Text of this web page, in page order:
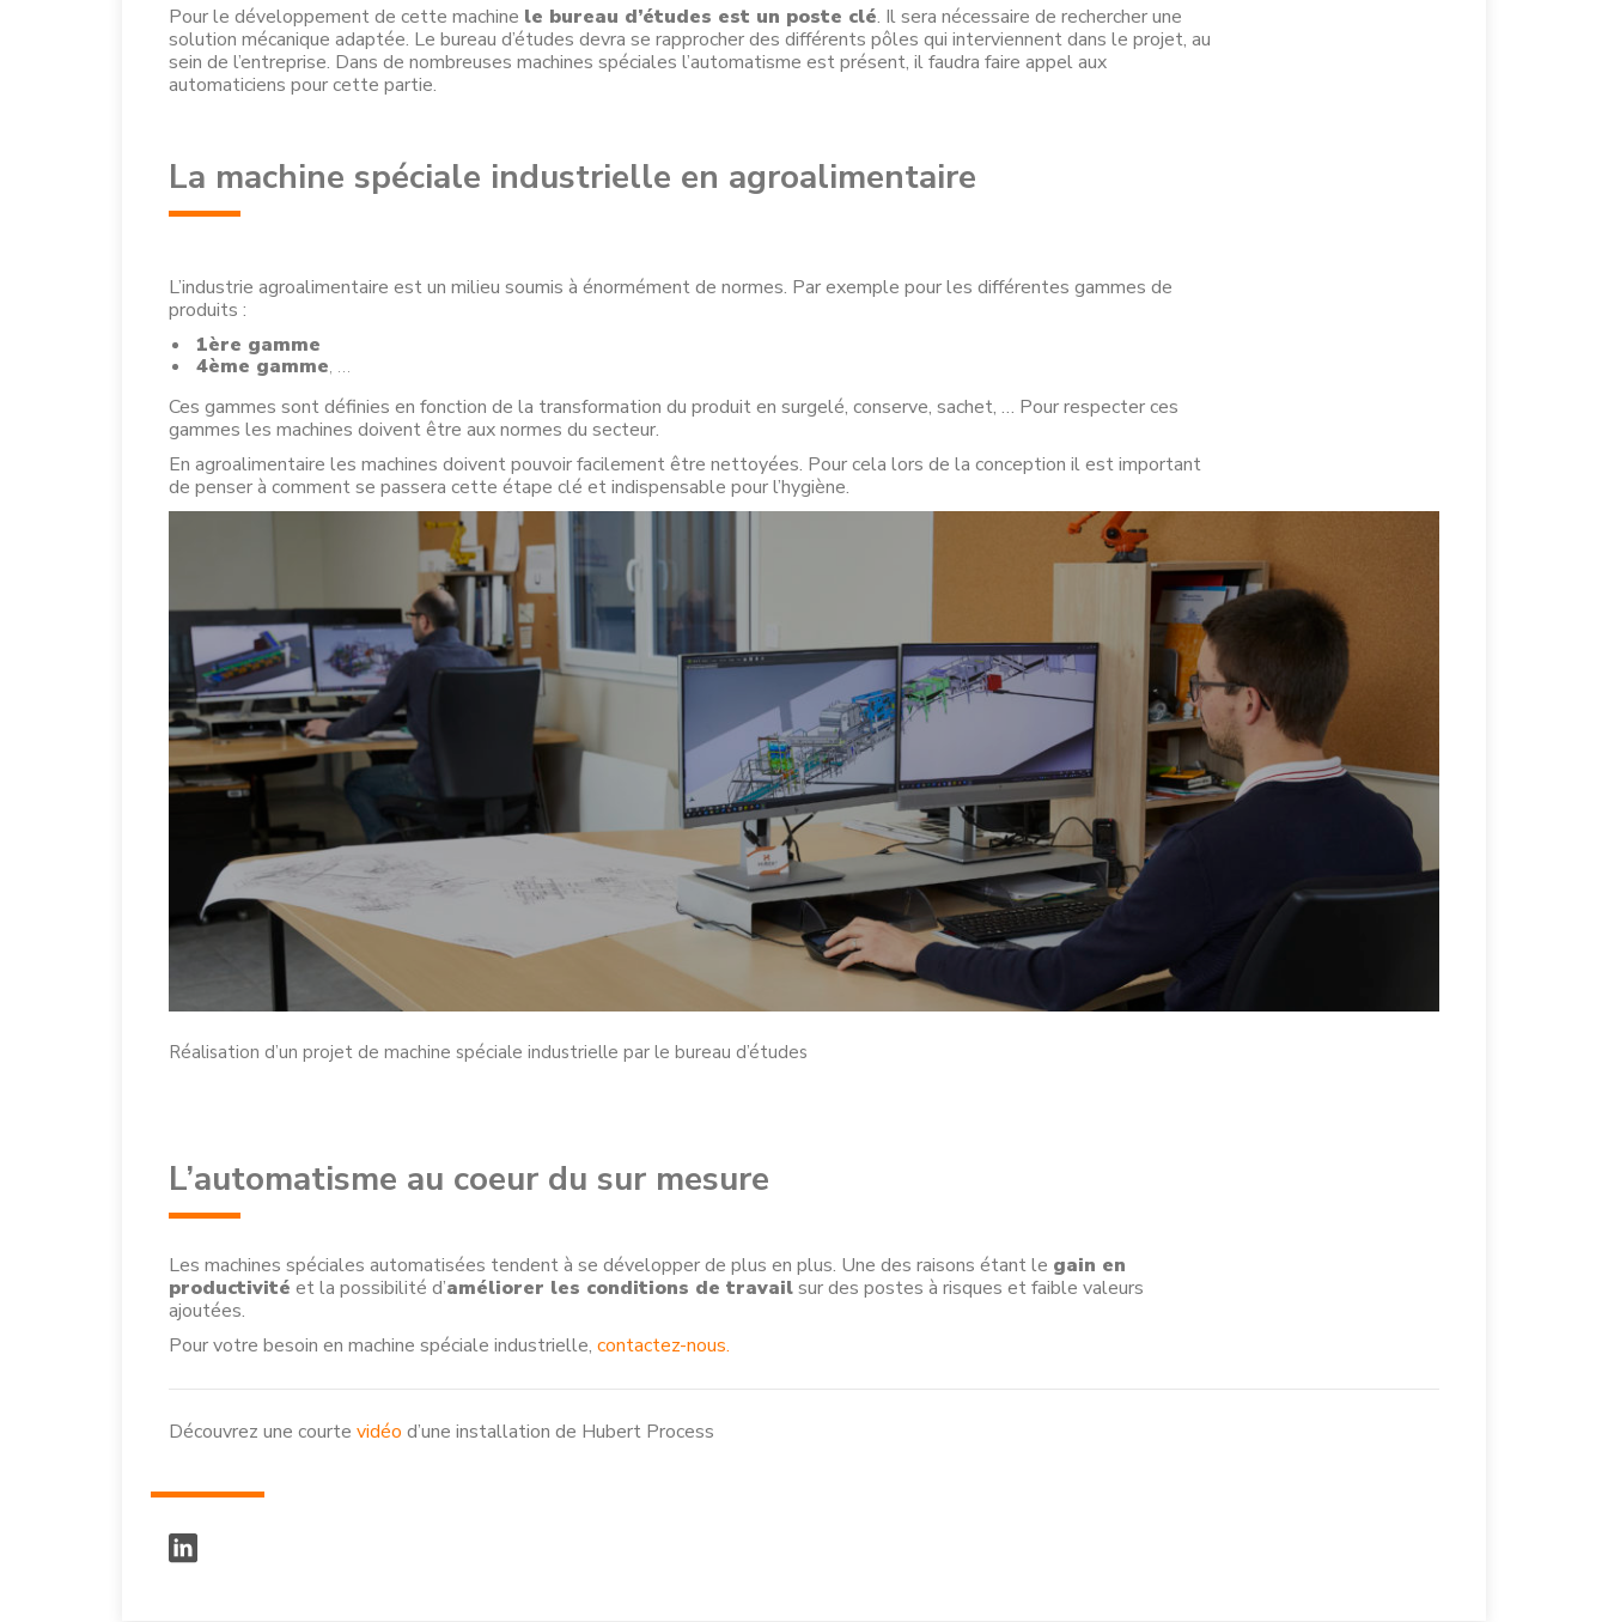
Pour le développement de cette machine le bureau d’études est un poste clé. Il sera nécessaire de rechercher une
solution mécanique adaptée. Le bureau d’études devra se rapprocher des différents pôles qui interviennent dans le projet, au
sein de l’entreprise. Dans de nombreuses machines spéciales l’automatisme est présent, il faudra faire appel aux
automaticiens pour cette partie.
La machine spéciale industrielle en agroalimentaire
L’industrie agroalimentaire est un milieu soumis à énormément de normes. Par exemple pour les différentes gammes de
produits :
1ère gamme
4ème gamme, …
Ces gammes sont définies en fonction de la transformation du produit en surgelé, conserve, sachet, … Pour respecter ces
gammes les machines doivent être aux normes du secteur.
En agroalimentaire les machines doivent pouvoir facilement être nettoyées. Pour cela lors de la conception il est important
de penser à comment se passera cette étape clé et indispensable pour l’hygiène.
Réalisation d’un projet de machine spéciale industrielle par le bureau d’études
L’automatisme au coeur du sur mesure
Les machines spéciales automatisées tendent à se développer de plus en plus. Une des raisons étant le gain en
productivité et la possibilité d’améliorer les conditions de travailsur des postes à risques et faible valeurs
ajoutées.
Pour votre besoin en machine spéciale industrielle, contactez-nous.
Découvrez une courte vidéo d’une installation de Hubert Process